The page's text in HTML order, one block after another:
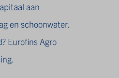
aan
en schoonwater.
Eurofins Agro